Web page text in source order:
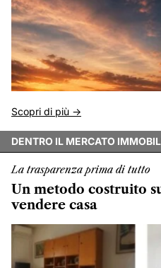
Scopri di più ->
DENTRO IL MERCATO
La trasparenza prima di tutto
Un metodo costruito
vendere casa